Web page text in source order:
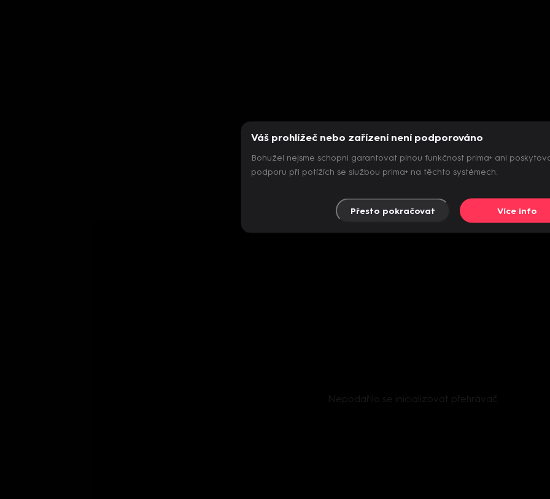
Nepodařilo se inicializovat přehrávač
Váš prohlížeč nebo zařízení není podporováno
Bohužel nejsme schopni garantovat plnou funkčnost prima+ ani
podporu při potížích se službou prima+ na těchto systémech.
Přesto pokračovat Více info